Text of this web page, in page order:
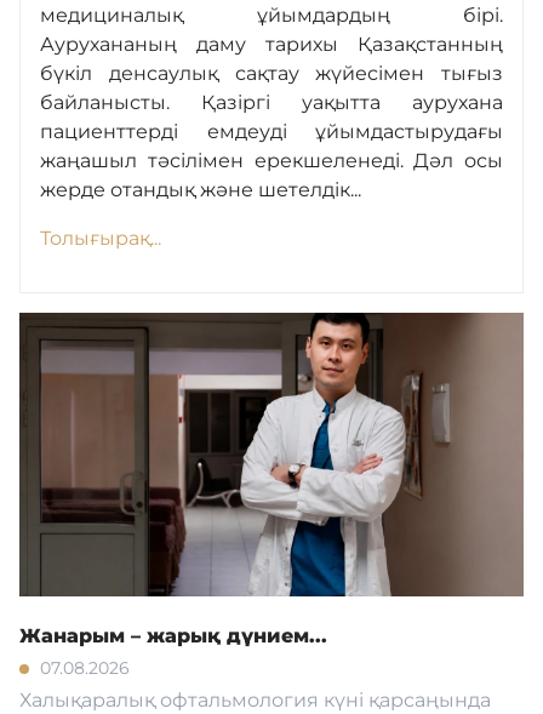
Комплаенс
Байланыс
Нашар көретіндерге
медициналық ұйымдардың бірі.
Аурухананың даму тарихы Қазақстанның
бүкіл денсаулық сақтау жүйесімен тығыз
байланысты. Қазіргі уақытта аурухана
пациенттерді емдеуді ұйымдастырудағы
жаңашыл тәсілімен ерекшеленеді. Дәл осы
жерде отандық және шетелдік...
Толығырақ...
Жанарым – жарық дүнием...
07.08.2026
Халықаралық офтальмология күні қарсаңында